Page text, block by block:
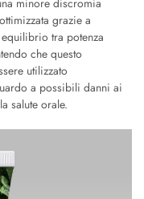
minore discromia
grazie a
tra potenza
che questo
utilizzato
a possibili danni ai
salute orale.